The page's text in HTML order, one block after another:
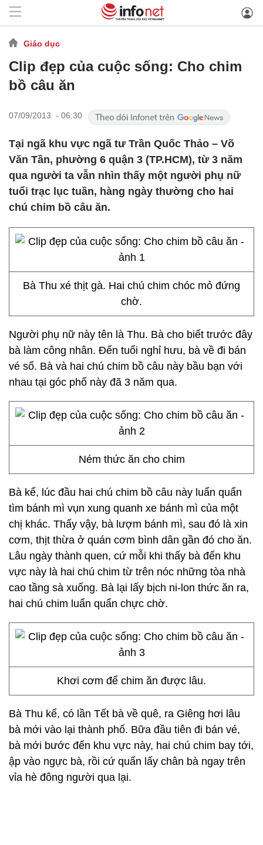
Giáo dục
Clip đẹp của cuộc sống: Cho chim
bồ câu ăn
07/09/2013 - 06:30
Tại ngã khu vực ngã tư Trần Quốc Thảo – Võ
Văn Tần, phường 6 quận 3 (TP.HCM), từ 3 năm
qua người ta vẫn nhìn thấy một người phụ nữ
tuổi trạc lục tuần, hàng ngày thường cho hai
chú chim bồ câu ăn.
Bà Thu xé thịt gà. Hai chú chim chóc mỏ đứng
chờ.
Người phụ nữ này tên là Thu. Bà cho biết trước đây
bà làm công nhân. Đến tuổi nghỉ hưu, bà về đi bán
vé số. Bà và hai chú chim bồ câu này bầu bạn với
nhau tại góc phố này đã 3 năm qua.
Ném thức ăn cho chim
Bà kể, lúc đầu hai chú chim bồ câu này luẩn quẩn
tìm bánh mì vụn xung quanh xe bánh mì của một
chị khác. Thấy vậy, bà lượm bánh mì, sau đó là xin
cơm, thịt thừa ở quán cơm bình dân gần đó cho ăn.
Lâu ngày thành quen, cứ mỗi khi thấy bà đến khu
vực này là hai chú chim từ trên nóc những tòa nhà
cao tầng sà xuống. Bà lại lấy bịch ni-lon thức ăn ra,
hai chú chim luẩn quẩn chực chờ.
Khơi cơm để chim ăn được lâu.
Bà Thu kể, có lần Tết bà về quê, ra Giêng hơi lâu
bà mới vào lại thành phố. Bữa đầu tiên đi bán vé,
bà mới bước đến khu vực này, hai chú chim bay tới,
ập vào ngực bà, rồi cứ quấn lấy chân bà ngay trên
vỉa hè đông người qua lại.